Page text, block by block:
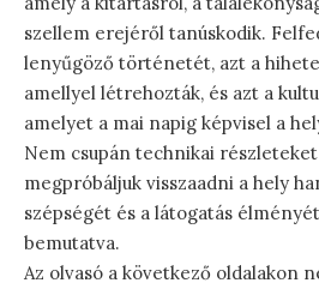
szellem erejéről tanúskodik.
lenyűgöző történetét, azt a
amellyel létrehozták, és azt a
amelyet a mai napig képvisel a
Nem csupán technikai
megpróbáljuk visszaadni a hely
szépségét és a látogatás
bemutatva.
Az olvasó a következő oldalakon